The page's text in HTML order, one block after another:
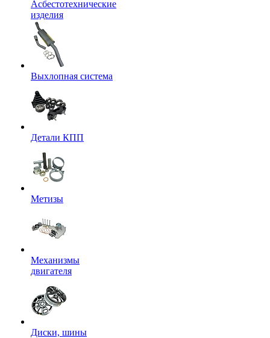
Асбестотехнические
изделия
Выхлопная система
Детали КПП
Метизы
Механизмы
двигателя
Диски, шины